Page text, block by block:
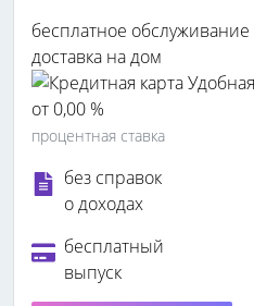
бесплатное обслуживание
доставка на дом
от 0,00 %
процентная ставка
без справок
о доходах
бесплатный
выпуск